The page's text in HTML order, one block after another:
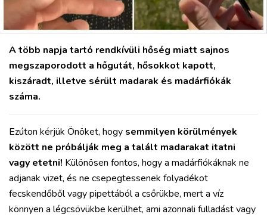
A több napja tartó rendkívüli hőség miatt sajnos
megszaporodott a hőgutát, hősokkot kapott,
kiszáradt, illetve sérült madarak és madárfiókák
száma.
Ezúton kérjük Önöket, hogy semmilyen körülmények
között ne próbálják meg a talált madarakat itatni
vagy etetni! Különösen fontos, hogy a madárfiókáknak ne
adjanak vizet, és ne csepegtessenek folyadékot
fecskendőből vagy pipettából a csőrükbe, mert a víz
könnyen a légcsövükbe kerülhet, ami azonnali fulladást vagy